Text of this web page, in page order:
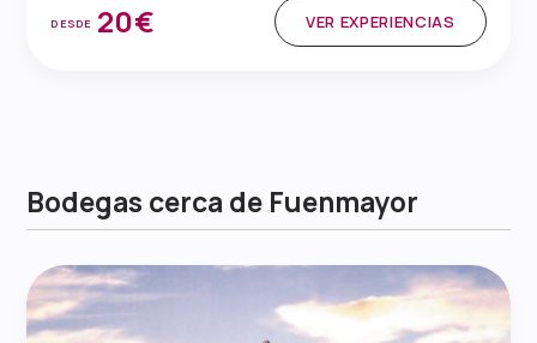
DESDE 20€ VER EXPERIENCIAS
Bodegas cerca de Fuenmayor